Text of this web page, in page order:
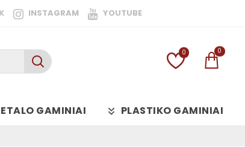
INSTAGRAM YOUTUBE
0 0
GAMINIAI PLASTIKO GAMINIAI